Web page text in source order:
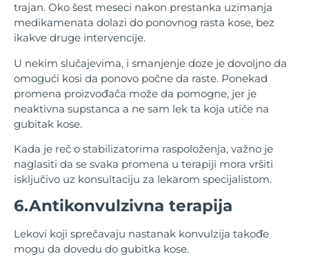
trajan. Oko šest meseci nakon prestanka uzimanja
medikamenata dolazi do ponovnog rasta kose, bez
ikakve druge intervencije.
U nekim slučajevima, i smanjenje doze je dovoljno da
omogući kosi da ponovo počne da raste. Ponekad
promena proizvođača može da pomogne, jer je
neaktivna supstanca a ne sam lek ta koja utiče na
gubitak kose.
Kada je reč o stabilizatorima raspoloženja, važno je
naglasiti da se svaka promena u terapiji mora vršiti
isključivo uz konsultaciju za lekarom specijalistom.
6.Antikonvulzivna terapija
Lekovi koji sprečavaju nastanak konvulzija takođe
mogu da dovedu do gubitka kose.